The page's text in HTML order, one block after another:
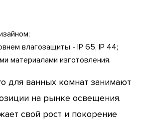
влагозащиты - IP 65, IP 44;
материалами изготовления.
для ванных комнат занимают
на рынке освещения.
свой рост и покорение